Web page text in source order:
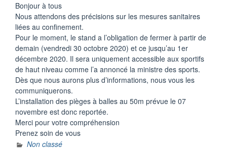
Bonjour à tous
Nous attendons des précisions sur les mesures sanitaires
liées au confinement.
Pour le moment, le stand a l’obligation de fermer à partir de
demain (vendredi 30 octobre 2020) et ce jusqu’au 1er
décembre 2020. Il sera uniquement accessible aux sportifs
de haut niveau comme l’a annoncé la ministre des sports.
Dès que nous aurons plus d’informations, nous vous les
communiquerons.
L’installation des pièges à balles au 50m prévue le 07
novembre est donc reportée.
Merci pour votre compréhension
Prenez soin de vous
Non classé